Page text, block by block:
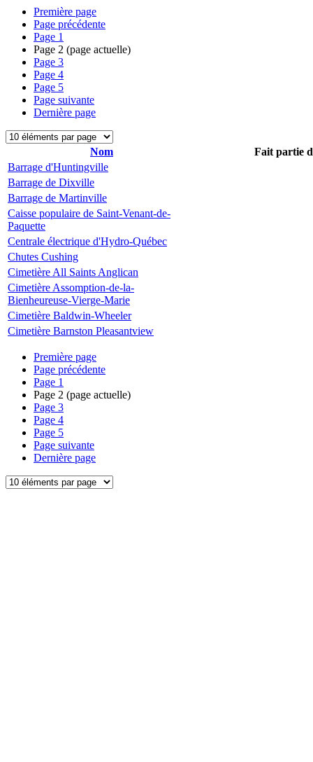
Première page
Page précédente
Page 1
Page 2 (page actuelle)
Page 3
Page 4
Page 5
Page suivante
Dernière page
Nom
Fait partie
Barrage d'Huntingville
Barrage de Dixville
Barrage de Martinville
Caisse populaire de Saint-Venant-de-
Paquette
Centrale électrique d'Hydro-Québec
Chutes Cushing
Cimetière All Saints Anglican
Cimetière Assomption-de-la-
Bienheureuse-Vierge-Marie
Cimetière Baldwin-Wheeler
Cimetière Barnston Pleasantview
Première page
Page précédente
Page 1
Page 2 (page actuelle)
Page 3
Page 4
Page 5
Page suivante
Dernière page